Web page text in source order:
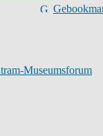
Museumsforum